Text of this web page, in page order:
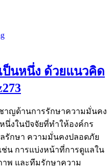
ป็นหนึ่ง ด้วยแนวคิด
าญด้านการรักษาความมั่นคง
นึ่งในปัจจัยที่ทำให้องค์กร
รักษา ความมั่นคงปลอดภัย
น การแบ่งหน้าที่การดูแลใน
พ และทีมรักษาความ